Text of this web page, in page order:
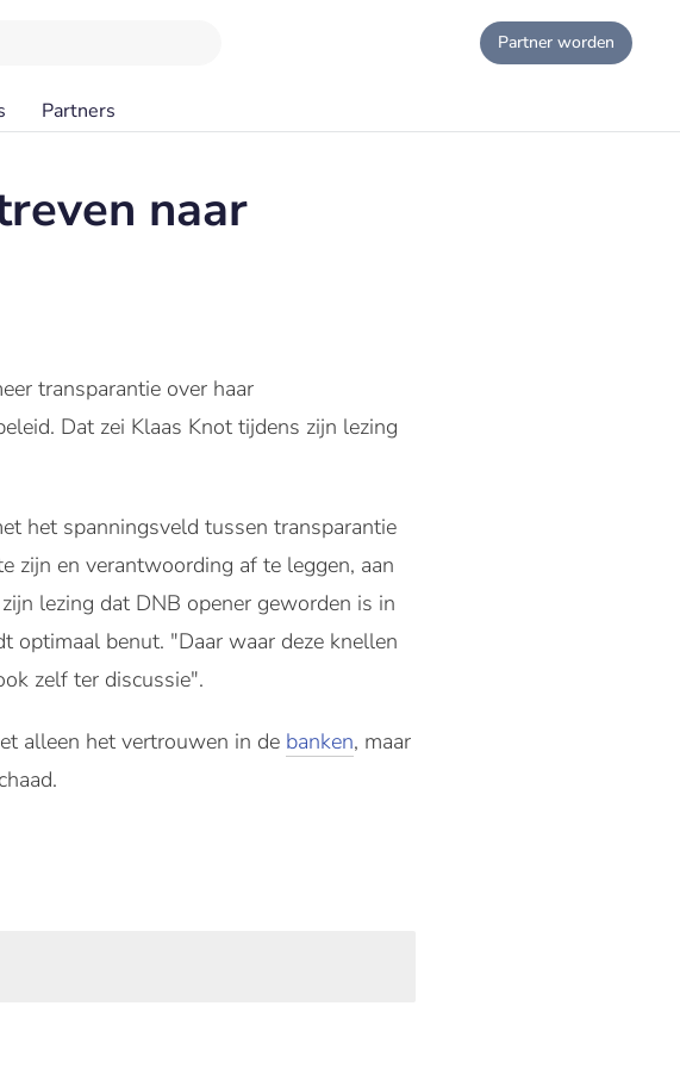
Partner worden
Partners
naar
transparantie over haar
Dat zei Klaas Knot tijdens zijn lezing
het spanningsveld tussen transparantie
zijn en verantwoording af te leggen, aan
lezing dat DNB opener geworden is in
optimaal benut. "Daar waar deze knellen
zelf ter discussie".
alleen het vertrouwen in de banken, maar